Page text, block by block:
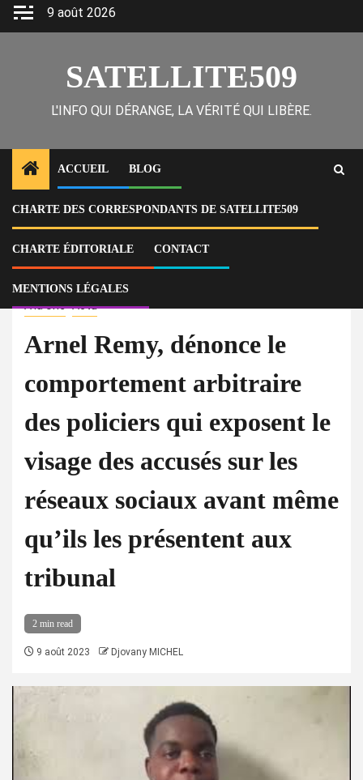
Skip
9 août 2026
SATELLITE509
L'INFO QUI DÉRANGE, LA VÉRITÉ QUI LIBÈRE.
ACCUEIL BLOG
CHARTE DES CORRESPONDANTS DE SATELLITE509
CHARTE ÉDITORIALE CONTACT
MENTIONS LÉGALES
Home
Actu
Arnel Remy, dénonce le comportement arbitraire des policiers qui
exposent le visage des accusés sur les réseaux sociaux avant même
À la Une Actu
Arnel Remy, dénonce le
comportement arbitraire
des policiers qui exposent le
visage des accusés sur les
réseaux sociaux avant même
qu’ils les présentent aux
tribunal
2 min read
9 août 2023 Djovany MICHEL